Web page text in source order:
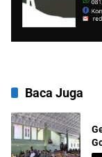
Baca Juga